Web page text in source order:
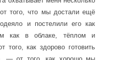
того, что мы достали ещё
и постелили его как
как в облаке, тёплом и
того, как здорово готовить